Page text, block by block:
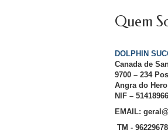
Quem
DOLPHIN
Canada de
9700 – 234
Angra do
NIF –
EMAIL:
TM -